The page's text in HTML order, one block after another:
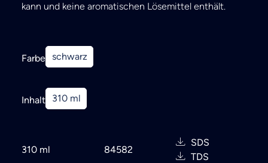
Search
kann und keine aromatischen Lösemittel enthält.
Farbe schwarz
Inhalt 310 ml
310 ml 84582
SDS
TDS